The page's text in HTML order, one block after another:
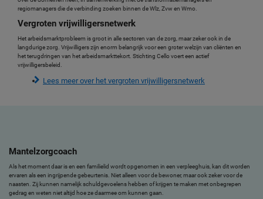
regiomanagers die de verbinding zoeken binnen de Wlz, Zvw en Wmo.
Vergroten vrijwilligersnetwerk
Het arbeidsmarktprobleem is groot in alle sectoren van de zorg, maar zeker ook in de
langdurige zorg. Vrijwilligers zijn enorm belangrijk voor een groter welzijn van cliënten en
het terugdringen van het arbeidsmarkttekort. Stichting Cello voert een actief
vrijwilligersbeleid.
Lees meer over het vergroten vrijwilligersnetwerk
Mantelzorgcoach
Als het moment daar is en een familielid wordt opgenomen in een verpleeghuis, kan dit worden
ervaren als een ingrijpende gebeurtenis. Niet alleen voor de bewoner, maar ook zeker voor de
naasten. Zij kunnen namelijk schuldgevoelens hebben of krijgen te maken met onbegrepen
gedrag en weten niet altijd hoe ze daarmee om kunnen gaan.